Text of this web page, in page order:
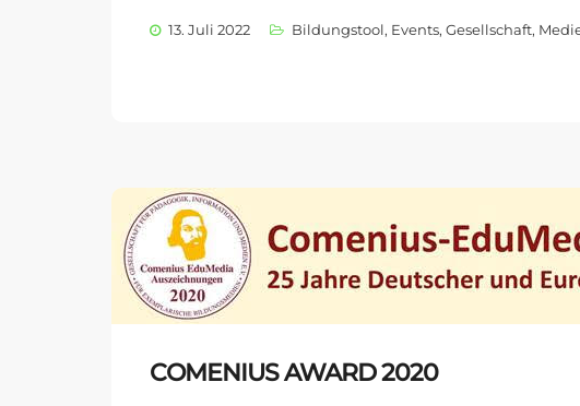
13. Juli 2022 Bildungstool, Events, Gesellschaft,
COMENIUS AWARD 2020